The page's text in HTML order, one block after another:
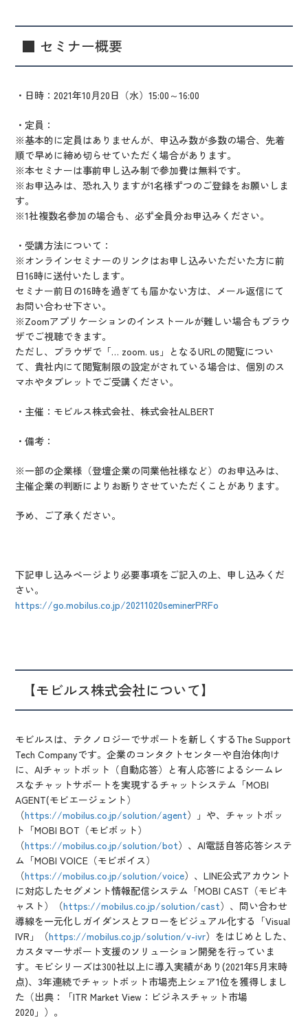
■ セミナー概要
・日時：2021年10月20日（水）15:00～16:00
・定員：
※基本的に定員はありませんが、申込み数が多数の場合、先着
順で早めに締め切らせていただく場合があります。
※本セミナーは事前申し込み制で参加費は無料です。
※お申込みは、恐れ入りますが1名様ずつのご登録をお願いしま
す。
※1社複数名参加の場合も、必ず全員分お申込みください。
・受講方法について：
※オンラインセミナーのリンクはお申し込みいただいた方に前
日16時に送付いたします。
セミナー前日の16時を過ぎても届かない方は、メール返信にて
お問い合わせ下さい。
※Zoomアプリケーションのインストールが難しい場合もブラウ
ザでご視聴できます。
ただし、ブラウザで「… zoom. us」となるURLの閲覧につい
て、貴社内にて閲覧制限の設定がされている場合は、個別のス
マホやタブレットでご受講ください。
・主催： モビルス株式会社、株式会社ALBERT
・備考：
※一部の企業様（登壇企業の同業他社様など）のお申込みは、
主催企業の判断によりお断りさせていただくことがあります。
予め、ご了承ください。
下記申し込みページより必要事項をご記入の上、申し込みくだ
さい。
https://go.mobilus.co.jp/20211020seminerPRFo
【モビルス株式会社について】
モビルスは、テクノロジーでサポートを新しくするThe Support
Tech Companyです。企業のコンタクトセンターや自治体向け
に、AIチャットボット（自動応答）と有人応答によるシームレ
スなチャットサポートを実現するチャットシステム「MOBI
AGENT(モビエージェント）
（https://mobilus.co.jp/solution/agent）」や、チャットボッ
ト「MOBI BOT（モビボット）
（https://mobilus.co.jp/solution/bot）、AI電話自答応答システ
ム「MOBI VOICE（モビボイス）
（https://mobilus.co.jp/solution/voice）、LINE公式アカウント
に対応したセグメント情報配信システム「MOBI CAST（モビキ
ャスト）（https://mobilus.co.jp/solution/cast）、問い合わせ
導線を一元化しガイダンスとフローをビジュアル化する「Visual
IVR」（https://mobilus.co.jp/solution/v-ivr）をはじめとした、
カスタマーサポート支援のソリューション開発を行っていま
す。モビシリーズは300社以上に導入実績があり(2021年5月末時
点)、3年連続でチャットボット市場売上シェア1位を獲得しまし
た（出典：「ITR Market View：ビジネスチャット市場
2020」）。